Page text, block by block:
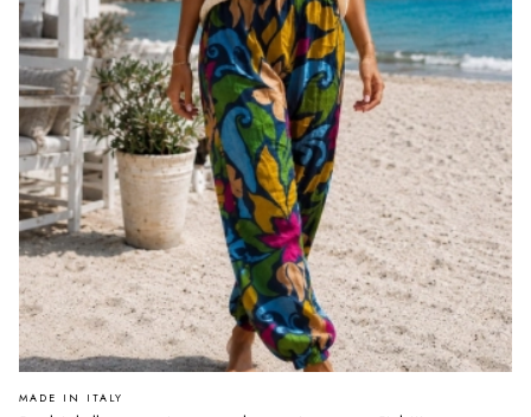
PRODUCENT
MADE IN ITALY